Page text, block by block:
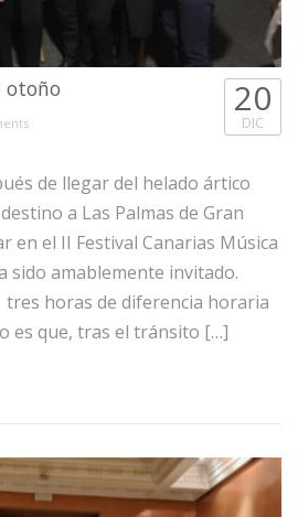
otoño 20
DIC
de llegar del helado ártico
a Las Palmas de Gran
en el II Festival Canarias Música
sido amablemente invitado.
horas de diferencia horaria
es que, tras el tránsito […]